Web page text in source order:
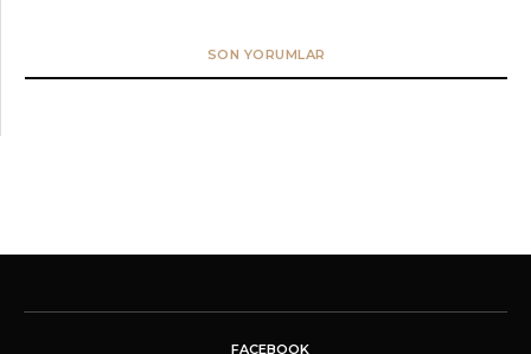
SON YORUMLAR
FACEBOOK